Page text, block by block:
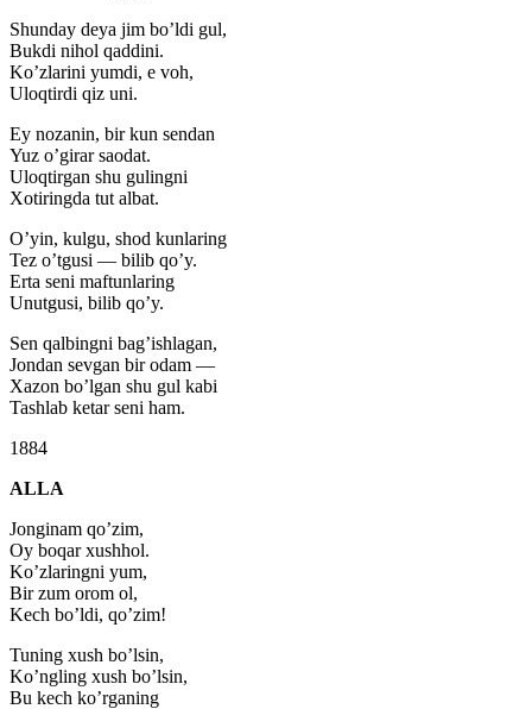
Shunday deya jim bo’ldi gul,
Bukdi nihol qaddini.
Ko’zlarini yumdi, e voh,
Uloqtirdi qiz uni.
Ey nozanin, bir kun sendan
Yuz o’girar saodat.
Uloqtirgan shu gulingni
Xotiringda tut albat.
O’yin, kulgu, shod kunlaring
Tez o’tgusi — bilib qo’y.
Erta seni maftunlaring
Unutgusi, bilib qo’y.
Sen qalbingni bag’ishlagan,
Jondan sevgan bir odam —
Xazon bo’lgan shu gul kabi
Tashlab ketar seni ham.
1884
ALLA
Jonginam qo’zim,
Oy boqar xushhol.
Ko’zlaringni yum,
Bir zum orom ol,
Kech bo’ldi, qo’zim!
Tuning xush bo’lsin,
Ko’ngling xush bo’lsin,
Bu kech ko’rganing